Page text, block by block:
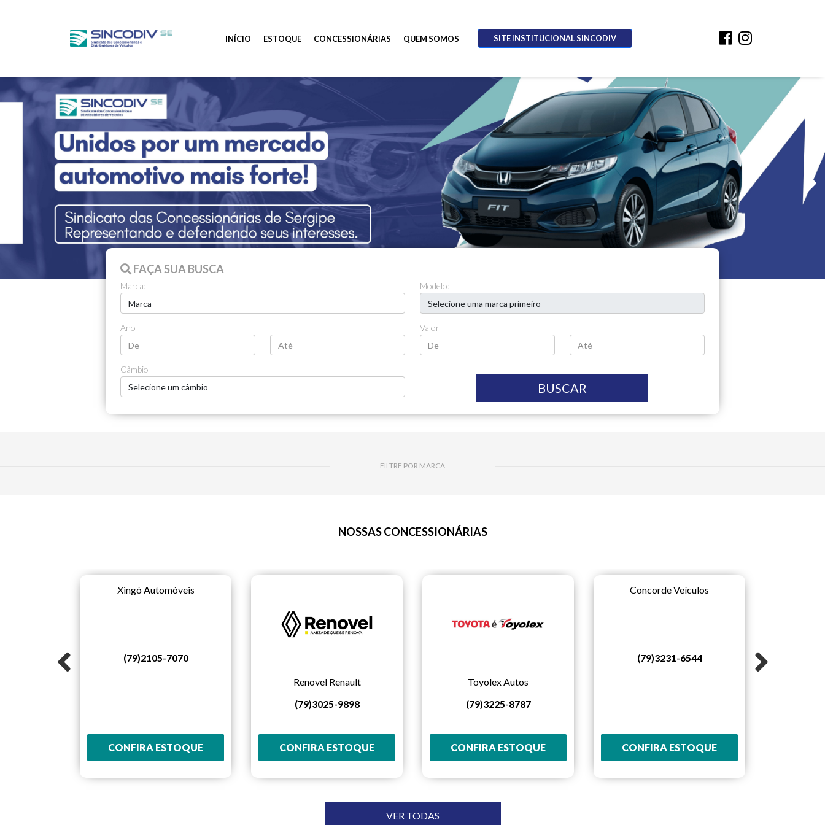
INÍCIO ESTOQUE CONCESSIONÁRIAS QUEM SOMOS SITE INSTITUCIONAL SINCODIV
FAÇA SUA BUSCA
Marca: Modelo:
Ano Valor
Câmbio
BUSCAR
FILTRE POR MARCA
NOSSAS CONCESSIONÁRIAS
Xingó Automóveis
(79)2105-7070
CONFIRA ESTOQUE
Renovel Renault
(79)3025-9898
CONFIRA ESTOQUE
Toyolex Autos
(79)3225-8787
CONFIRA ESTOQUE
Concorde Veículos
(79)3231-6544
CONFIRA ESTOQUE
VER TODAS